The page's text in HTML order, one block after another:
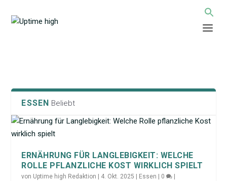
ESSEN Beliebt
ERNÄHRUNG FÜR LANGLEBIGKEIT: WELCHE
ROLLE PFLANZLICHE KOST WIRKLICH SPIELT
von Uptime high Redaktion 4. Okt. 2025 Essen 0